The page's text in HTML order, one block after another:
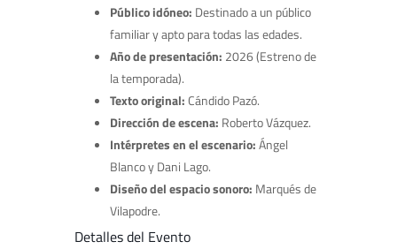
Público idóneo: Destinado a un público
familiar y apto para todas las edades.
Año de presentación: 2026 (Estreno de
la temporada).
Texto original:Cándido Pazó.
Dirección de escena: Roberto Vázquez.
Intérpretes en el escenario:Ángel
Blanco y Dani Lago.
Diseño del espacio sonoro: Marqués de
Vilapodre.
Detalles del Evento